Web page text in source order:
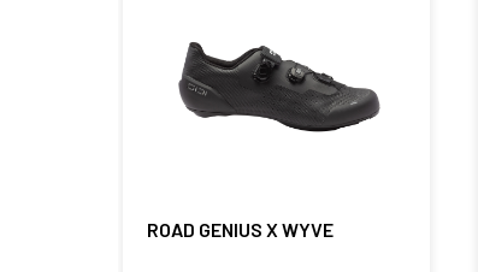
ROAD GENIUS X WYVE